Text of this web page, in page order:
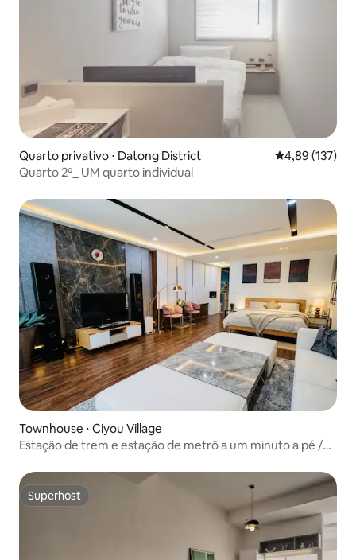
Quarto privativo ⋅ Datong District 4,89 de uma
4,89 (137)
Quarto 2º_ UM quarto individual
Townhouse ⋅ Ciyou Village
Estação de trem e estação de metrô a um minuto a pé /
Store / Passeio no Mercado Noturno de Raohe Street /
Ximending / Clubes noturnos de Xinyi / Centro de
Exposições de Nangang
Superhost
Superhost